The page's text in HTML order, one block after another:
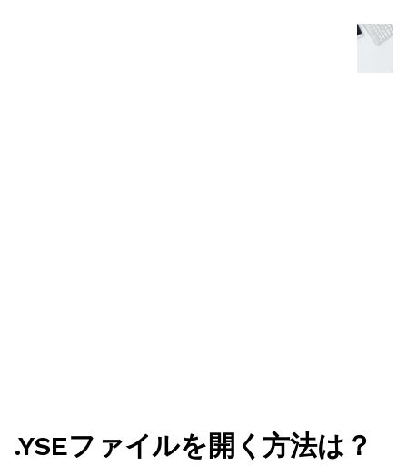
.YSEファイルを開く方法は？